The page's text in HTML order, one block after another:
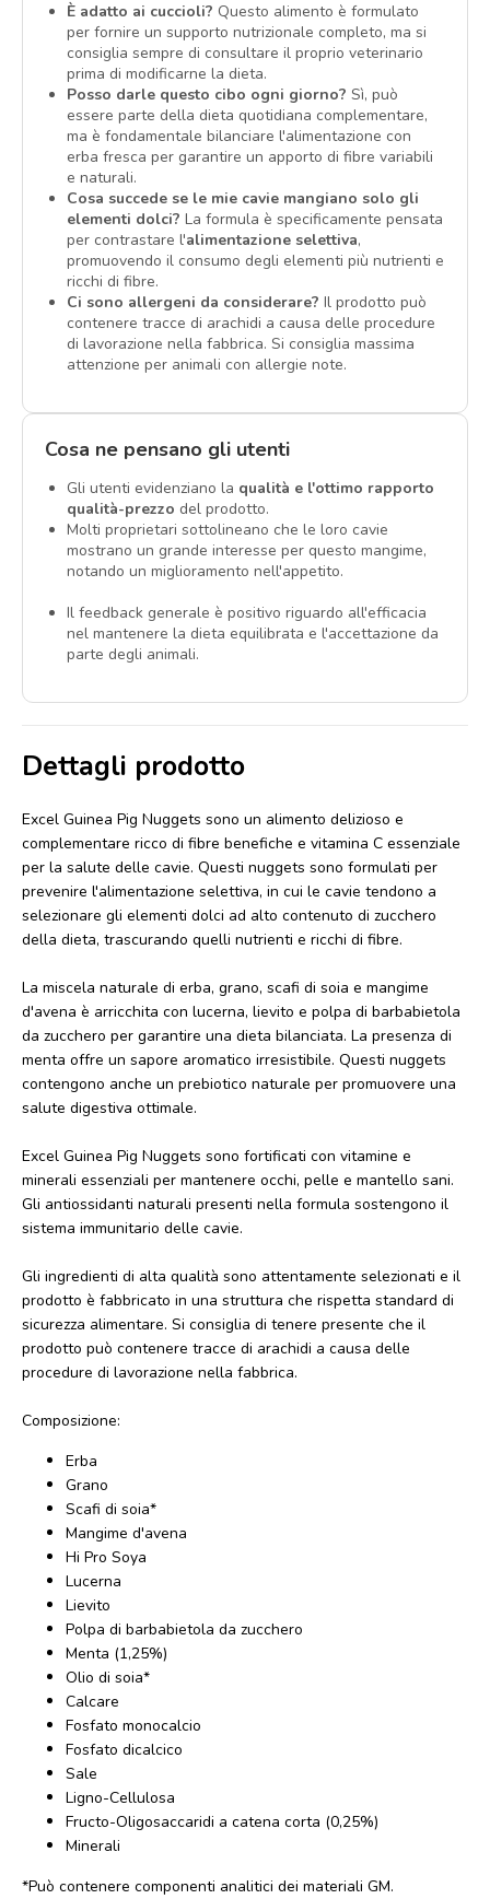
È adatto ai cuccioli? Questo alimento è formulato
per fornire un supporto nutrizionale completo, ma si
consiglia sempre di consultare il proprio veterinario
prima di modificarne la dieta.
Posso darle questo cibo ogni giorno? Sì, può
essere parte della dieta quotidiana complementare,
ma è fondamentale bilanciare l'alimentazione con
erba fresca per garantire un apporto di fibre variabili
e naturali.
Cosa succede se le mie cavie mangiano solo gli
elementi dolci? La formula è specificamente pensata
per contrastare l'alimentazione selettiva,
promuovendo il consumo degli elementi più nutrienti e
ricchi di fibre.
Ci sono allergeni da considerare? Il prodotto può
contenere tracce di arachidi a causa delle procedure
di lavorazione nella fabbrica. Si consiglia massima
attenzione per animali con allergie note.
Cosa ne pensano gli utenti
Gli utenti evidenziano la qualità e l'ottimo rapporto
qualità-prezzo del prodotto.
Molti proprietari sottolineano che le loro cavie
mostrano un grande interesse per questo mangime,
notando un miglioramento nell'appetito.
Il feedback generale è positivo riguardo all'efficacia
nel mantenere la dieta equilibrata e l'accettazione da
parte degli animali.
Dettagli prodotto
Excel Guinea Pig Nuggets sono un alimento delizioso e
complementare ricco di fibre benefiche e vitamina C essenziale
per la salute delle cavie. Questi nuggets sono formulati per
prevenire l'alimentazione selettiva, in cui le cavie tendono a
selezionare gli elementi dolci ad alto contenuto di zucchero
della dieta, trascurando quelli nutrienti e ricchi di fibre.
La miscela naturale di erba, grano, scafi di soia e mangime
d'avena è arricchita con lucerna, lievito e polpa di barbabietola
da zucchero per garantire una dieta bilanciata. La presenza di
menta offre un sapore aromatico irresistibile. Questi nuggets
contengono anche un prebiotico naturale per promuovere una
salute digestiva ottimale.
Excel Guinea Pig Nuggets sono fortificati con vitamine e
minerali essenziali per mantenere occhi, pelle e mantello sani.
Gli antiossidanti naturali presenti nella formula sostengono il
sistema immunitario delle cavie.
Gli ingredienti di alta qualità sono attentamente selezionati e il
prodotto è fabbricato in una struttura che rispetta standard di
sicurezza alimentare. Si consiglia di tenere presente che il
prodotto può contenere tracce di arachidi a causa delle
procedure di lavorazione nella fabbrica.
Composizione:
Erba
Grano
Scafi di soia*
Mangime d'avena
Hi Pro Soya
Lucerna
Lievito
Polpa di barbabietola da zucchero
Menta (1,25%)
Olio di soia*
Calcare
Fosfato monocalcio
Fosfato dicalcico
Sale
Ligno-Cellulosa
Fructo-Oligosaccaridi a catena corta (0,25%)
Minerali
*Può contenere componenti analitici dei materiali GM.